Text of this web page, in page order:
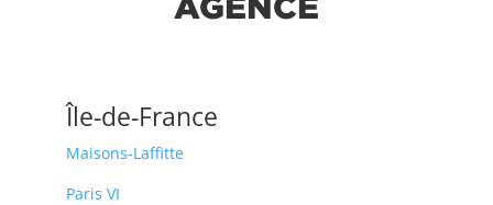
Île-de-France
Maisons-Laffitte
Paris VI